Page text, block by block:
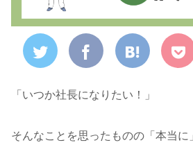
「いつか社長になりたい！」
そんなことを思ったものの「本当に